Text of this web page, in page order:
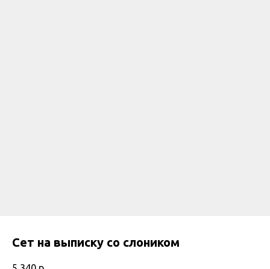
Сет на выписку со слоником